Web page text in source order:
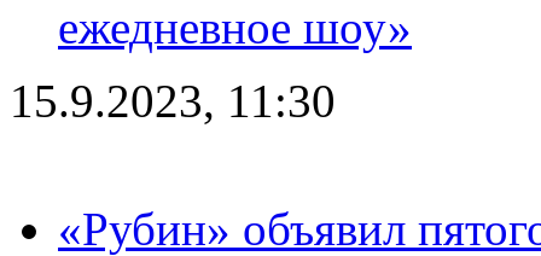
ежедневное шоу»
15.9.2023, 11:30
«Рубин» объявил